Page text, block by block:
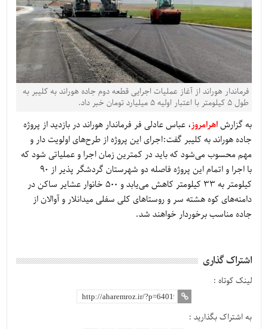
فرماندار هوراند از آغاز عملیات اجرایی قطعه دوم جاده هوراند به کلیبر به
طول ۵ کیلومتر با اعتبار اولیه ۵ میلیارد تومان خبر داد.
به گزارشاهرامروز، عباس عادلی فر فرماندار هوراند در بازدید از پروژه
جاده هوراند به کلیبر گفت:اجرا‌ی این پروژه از طرح‌های اولویت دار و
مهم محسوب می‌شود که باید در کمترین زمان اجرا و عملیاتی شود که
با اجرا و اتمام این پروژه فاصله دو شهرستان گردشگر پذیر از ۹۰
کیلومتر به ۳۳ کیلومتر کاهش می‌یابد و ۵۰۰ خانوار عشایر ساکن در
دامنه‌های کوه هشته سر و روستا‌های کلی سفلی میدانلار و آوالان از
جاده مناسب برخوردار خواهند شد.
اشتراک گذاری
لینک کوتاه :
به اشتراک بگذارید :